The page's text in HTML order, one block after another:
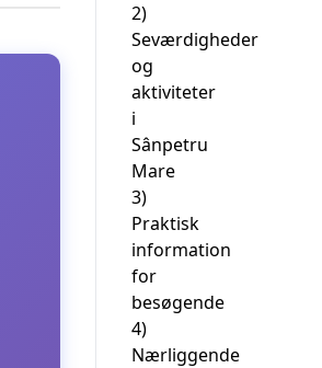
2)
Seværdigheder
og
aktiviteter
i
Sânpetru
Mare
3)
Praktisk
information
for
besøgende
4)
Nærliggende